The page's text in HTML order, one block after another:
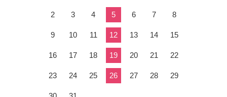
2 3 4 5 6 7 8
9 10 11 12 13 14 15
16 17 18 19 20 21 22
23 24 25 26 27 28 29